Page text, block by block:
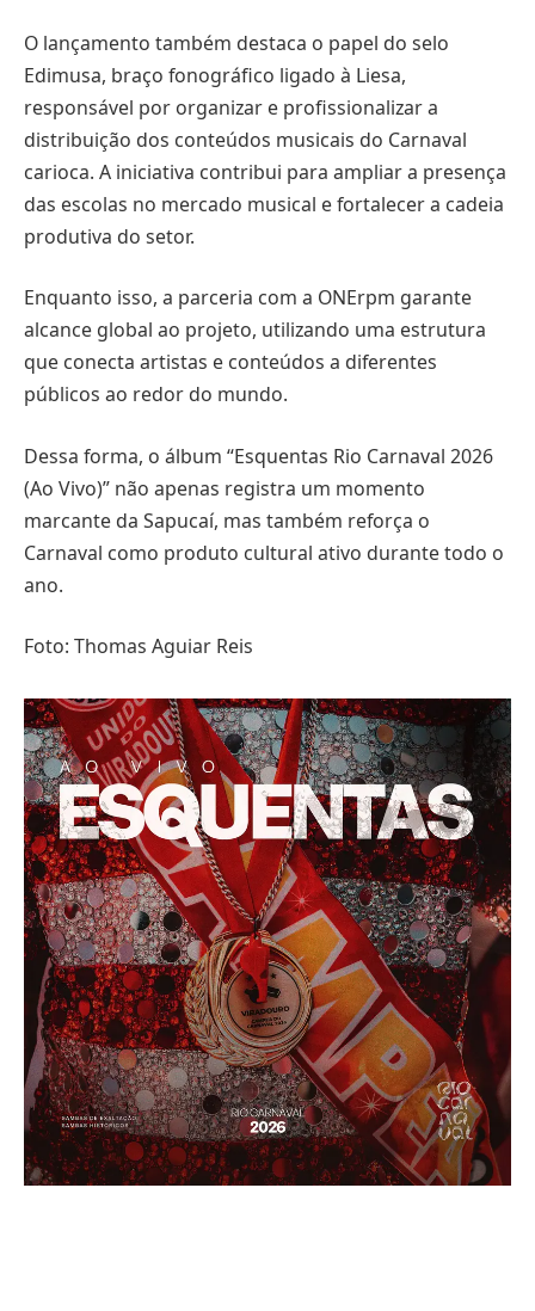
O lançamento também destaca o papel do selo
Edimusa, braço fonográfico ligado à Liesa,
responsável por organizar e profissionalizar a
distribuição dos conteúdos musicais do Carnaval
carioca. A iniciativa contribui para ampliar a presença
das escolas no mercado musical e fortalecer a cadeia
produtiva do setor.
Enquanto isso, a parceria com a ONErpm garante
alcance global ao projeto, utilizando uma estrutura
que conecta artistas e conteúdos a diferentes
públicos ao redor do mundo.
Dessa forma, o álbum “Esquentas Rio Carnaval 2026
(Ao Vivo)” não apenas registra um momento
marcante da Sapucaí, mas também reforça o
Carnaval como produto cultural ativo durante todo o
ano.
Foto: Thomas Aguiar Reis